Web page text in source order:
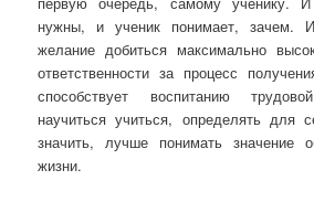
нужны, и ученик понимает, зачем.
желание добиться максимально
ответственности за процесс
способствует воспитанию
научиться учиться, определять для
значить, лучше понимать значение
жизни.